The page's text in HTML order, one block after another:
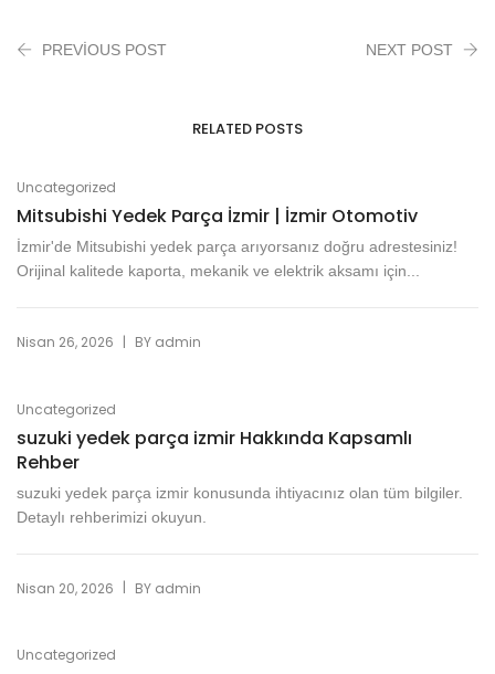
PREVIOUS POST NEXT POST
RELATED POSTS
Uncategorized
Mitsubishi Yedek Parça İzmir | İzmir Otomotiv
İzmir'de Mitsubishi yedek parça arıyorsanız doğru adrestesiniz!
Orijinal kalitede kaporta, mekanik ve elektrik aksamı için...
Nisan 26, 2026 | BY admin
Uncategorized
suzuki yedek parça izmir Hakkında Kapsamlı
Rehber
suzuki yedek parça izmir konusunda ihtiyacınız olan tüm bilgiler.
Detaylı rehberimizi okuyun.
Nisan 20, 2026 | BY admin
Uncategorized